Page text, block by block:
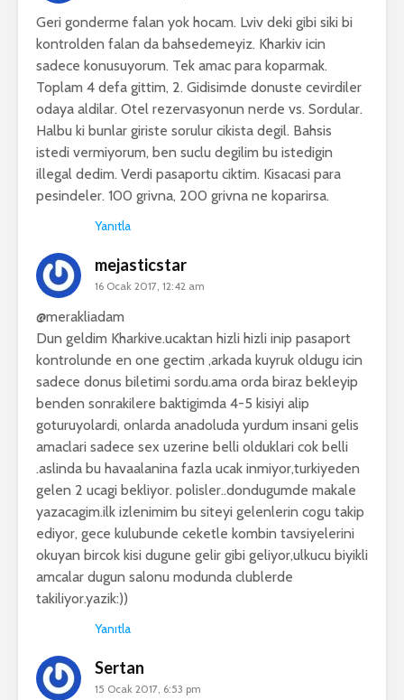
Geri gonderme falan yok hocam. Lviv deki gibi siki bi
kontrolden falan da bahsedemeyiz. Kharkiv icin
sadece konusuyorum. Tek amac para koparmak.
Toplam 4 defa gittim, 2. Gidisimde donuste cevirdiler
odaya aldilar. Otel rezervasyonun nerde vs. Sordular.
Halbu ki bunlar giriste sorulur cikista degil. Bahsis
istedi vermiyorum, ben suclu degilim bu istedigin
illegal dedim. Verdi pasaportu ciktim. Kisacasi para
pesindeler. 100 grivna, 200 grivna ne koparirsa.
Yanıtla
mejasticstar
16 Ocak 2017, 12:42 am
@merakliadam
Dun geldim Kharkive.ucaktan hizli hizli inip pasaport
kontrolunde en one gectim ,arkada kuyruk oldugu icin
sadece donus biletimi sordu.ama orda biraz bekleyip
benden sonrakilere baktigimda 4-5 kisiyi alip
goturuyolardi, onlarda anadoluda yurdum insani gelis
amaclari sadece sex uzerine belli olduklari cok belli
.aslinda bu havaalanina fazla ucak inmiyor,turkiyeden
gelen 2 ucagi bekliyor. polisler..dondugumde makale
yazacagim.ilk izlenimim bu siteyi gelenlerin cogu takip
ediyor, gece kulubunde ceketle kombin tavsiyelerini
okuyan bircok kisi dugune gelir gibi geliyor,ulkucu biyikli
amcalar dugun salonu modunda clublerde
takiliyor.yazik:))
Yanıtla
Sertan
15 Ocak 2017, 6:53 pm